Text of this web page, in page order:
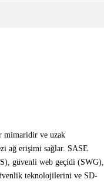
mimaridir ve uzak
ağ erişimi sağlar. SASE
güvenli web geçidi (SWG),
teknolojilerini ve SD-